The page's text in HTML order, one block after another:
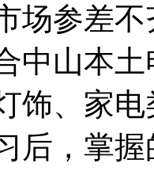
场参差
中山本
饰、家
后，掌